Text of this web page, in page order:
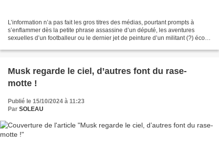
L’information n’a pas fait les gros titres des médias, pourtant prompts à
s’enflammer dès la petite phrase assassine d’un député, les aventures
sexuelles d’un footballeur ou le dernier jet de peinture d’un militant (?) écolo
Musk regarde le ciel, d’autres font du rase-
motte !
Publié le 15/10/2024 à 11:23
Par SOLEAU